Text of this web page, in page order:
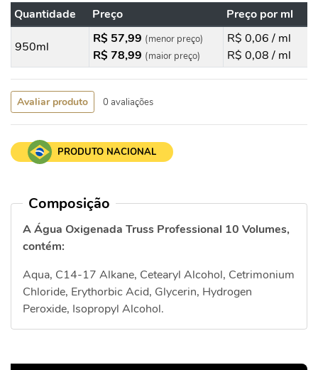
Quantidade Preço Preço por ml
950ml
R$ 57,99 (menor preço)
R$ 78,99 (maior preço)
R$ 0,06 / ml
R$ 0,08 / ml
Avaliar produto 0 avaliações
PRODUTO NACIONAL
Composição
A Água Oxigenada Truss Professional 10 Volumes,
contém:
Aqua, C14-17 Alkane, Cetearyl Alcohol, Cetrimonium
Chloride, Erythorbic Acid, Glycerin, Hydrogen
Peroxide, Isopropyl Alcohol.